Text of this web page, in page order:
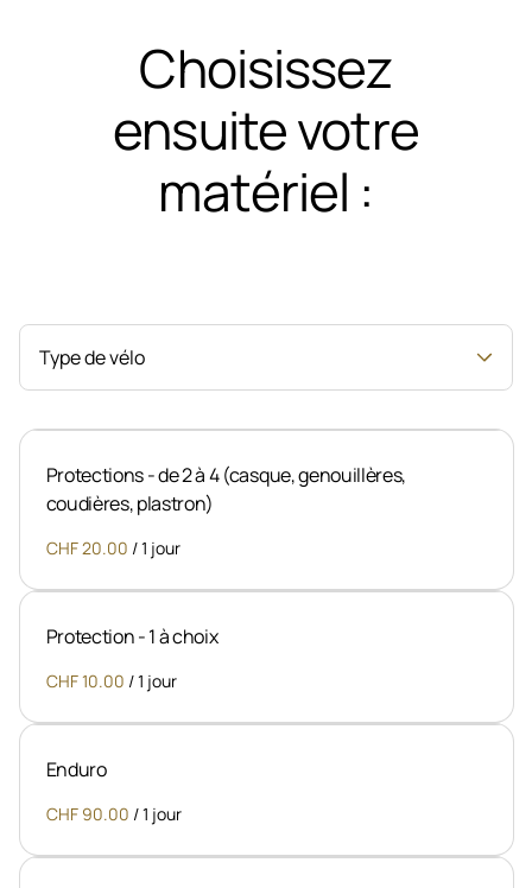
Choisissez
ensuite votre
matériel :
Type de vélo
Location de vélos
Vélos électriques
Protections - de 2 à 4 (casque, genouillères,
coudières, plastron)
/
Protection - 1 à choix
/
Enduro
/